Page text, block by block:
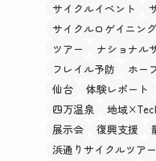
サイクルイベント
サイクルロゲイニング
ツアー
ナショナル
フレイル予防
ホー
仙台
体験レポート
四万温泉
地域
展示会
復興支援
浜通りサイクルツアー